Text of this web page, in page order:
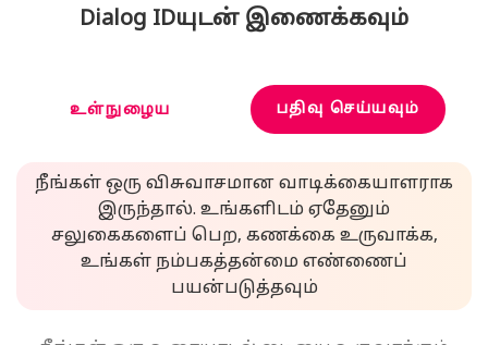
Dialog IDயுடன் இணைக்கவும்
உள்நுழைய பதிவு செய்யவும்
நீங்கள் ஒரு விசுவாசமான வாடிக்கையாளராக
இருந்தால். உங்களிடம் ஏதேனும்
சலுகைகளைப் பெற, கணக்கை உருவாக்க,
உங்கள் நம்பகத்தன்மை எண்ணைப்
பயன்படுத்தவும்